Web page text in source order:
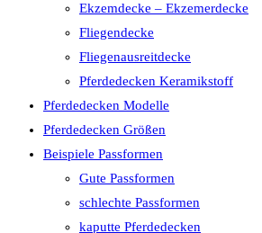
Ekzemdecke – Ekzemerdecke
Fliegendecke
Fliegenausreitdecke
Pferdedecken Keramikstoff
Pferdedecken Modelle
Pferdedecken Größen
Beispiele Passformen
Gute Passformen
schlechte Passformen
kaputte Pferdedecken